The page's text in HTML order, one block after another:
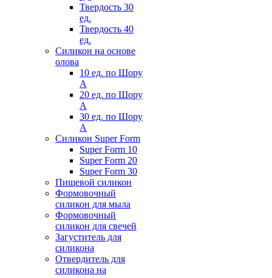
Твердость 30
ед.
Твердость 40
ед.
Силикон на основе
олова
10 ед. по Шору
А
20 ед. по Шору
А
30 ед. по Шору
А
Силикон Super Form
Super Form 10
Super Form 20
Super Form 30
Пищевой силикон
Формовочный
силикон для мыла
Формовочный
силикон для свечей
Загуститель для
силикона
Отвердитель для
силикона на